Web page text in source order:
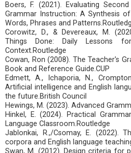
Boers, F. (2021). Evaluating
Grammar Instruction: A Synthesis
Words, Phrases and
Corowitz, D., & Devereaux, M.
Things Done: Daily Lessons
Context.Routledge
Cowan, Ron (2008). The Teacher's
Book and Reference Guide.CUP
Edmett, A., Ichaporia, N.,
Artificial intelligence and English
the future.British Council
Hewings, M. (2023). Advanced
Hinkel, E. (2024). Practical
Language Classroom.Routledge
Jablonkai, R.,/Csomay, E. (2022).
corpora and English language
Swan, M. (2012). Design criteria for